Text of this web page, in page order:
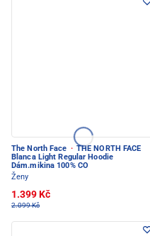
The North Face · THE NORTH FACE
Blanca Light Regular Hoodie
Dám.mikina 100% CO
Ženy
1.399 Kč
2.099 Kč